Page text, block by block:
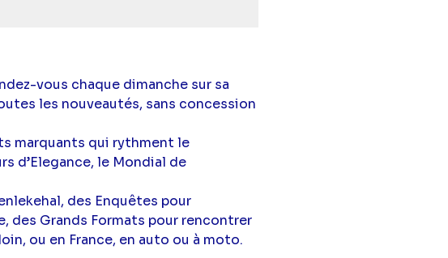
vous chaque dimanche sur sa
les nouveautés, sans concession
marquants qui rythment le
d’Elegance, le Mondial de
des Enquêtes pour
des Grands Formats pour rencontrer
ou en France, en auto ou à moto.